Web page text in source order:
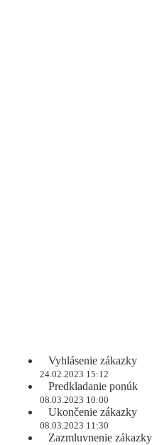
Vyhlásenie zákazky
24.02.2023 15:12
Predkladanie ponúk
08.03.2023 10:00
Ukončenie zákazky
08.03.2023 11:30
Zazmluvnenie zákazky